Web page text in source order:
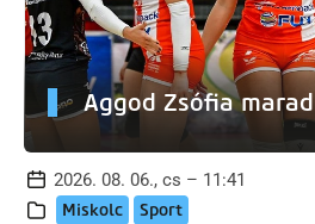
Aggod Zsófia marad
2026. 08. 06., cs – 11:41
Miskolc Sport